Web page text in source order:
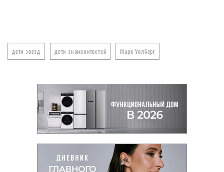
дети звезд дети знаменитостей Марк Уолберг